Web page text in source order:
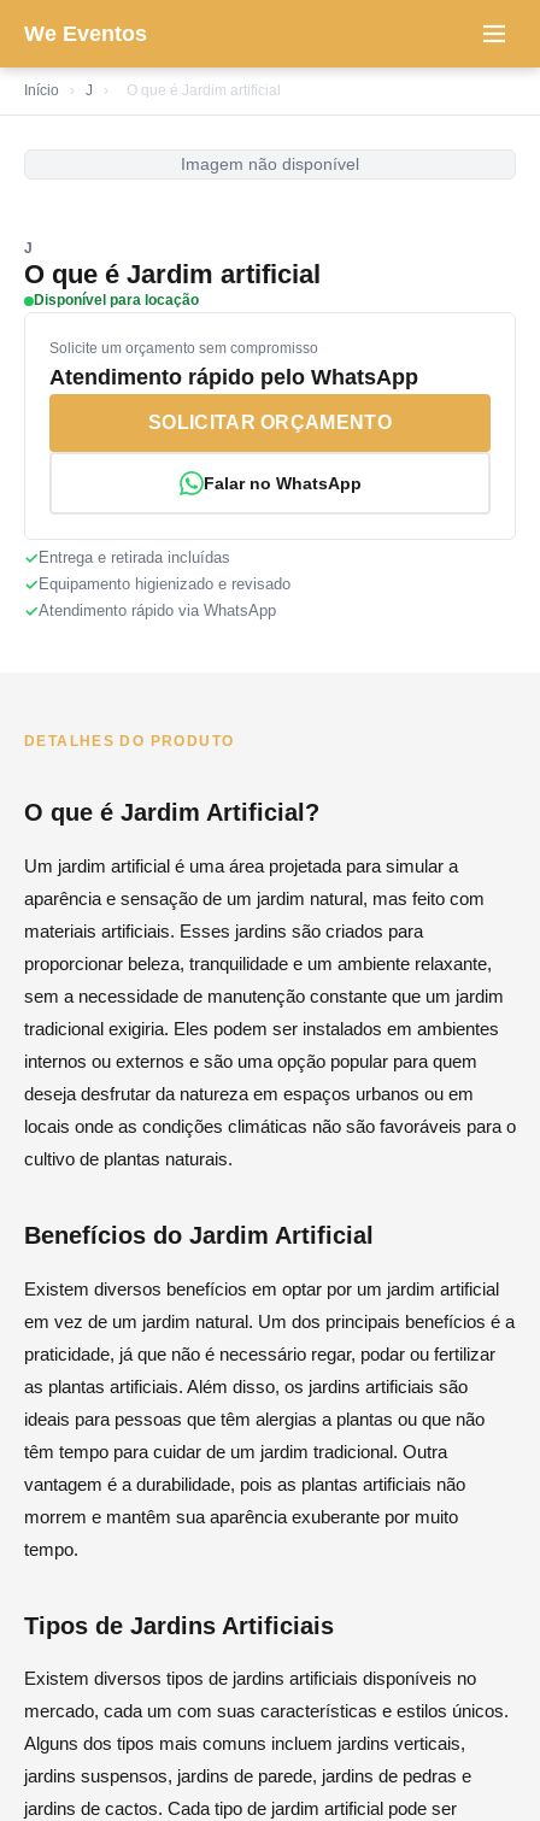
We Eventos
Início › J › O que é Jardim artificial
Imagem não disponível
J
O que é Jardim artificial
Disponível para locação
Solicite um orçamento sem compromisso
Atendimento rápido pelo WhatsApp
SOLICITAR ORÇAMENTO
Falar no WhatsApp
Entrega e retirada incluídas
Equipamento higienizado e revisado
Atendimento rápido via WhatsApp
DETALHES DO PRODUTO
O que é Jardim Artificial?
Um jardim artificial é uma área projetada para simular a
aparência e sensação de um jardim natural, mas feito com
materiais artificiais. Esses jardins são criados para
proporcionar beleza, tranquilidade e um ambiente relaxante,
sem a necessidade de manutenção constante que um jardim
tradicional exigiria. Eles podem ser instalados em ambientes
internos ou externos e são uma opção popular para quem
deseja desfrutar da natureza em espaços urbanos ou em
locais onde as condições climáticas não são favoráveis para o
cultivo de plantas naturais.
Benefícios do Jardim Artificial
Existem diversos benefícios em optar por um jardim artificial
em vez de um jardim natural. Um dos principais benefícios é a
praticidade, já que não é necessário regar, podar ou fertilizar
as plantas artificiais. Além disso, os jardins artificiais são
ideais para pessoas que têm alergias a plantas ou que não
têm tempo para cuidar de um jardim tradicional. Outra
vantagem é a durabilidade, pois as plantas artificiais não
morrem e mantêm sua aparência exuberante por muito
tempo.
Tipos de Jardins Artificiais
Existem diversos tipos de jardins artificiais disponíveis no
mercado, cada um com suas características e estilos únicos.
Alguns dos tipos mais comuns incluem jardins verticais,
jardins suspensos, jardins de parede, jardins de pedras e
jardins de cactos. Cada tipo de jardim artificial pode ser